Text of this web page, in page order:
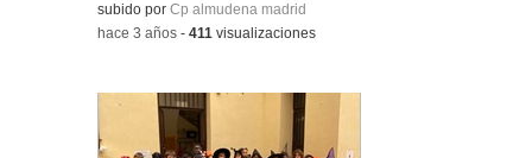
Contenido educativo.
subido porCp almudena madrid
-hace 3 años -411 visualizaciones